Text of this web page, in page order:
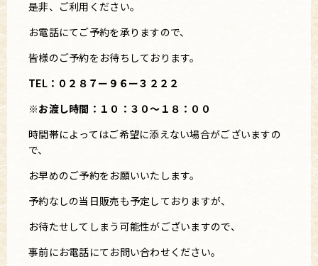
是非、ご利用ください。
お電話にてご予約を承りますので、
皆様のご予約をお待ちしております。
TEL：０２８７ー９６ー３２２２
※お渡し時間：１０：３０～１８：００
時間帯によってはご希望に添えない場合がございますの
で、
お早めのご予約をお願いいたします。
予約なしの当日販売も予定しておりますが、
お待たせしてしまう可能性がございますので、
事前にお電話にてお問い合わせください。